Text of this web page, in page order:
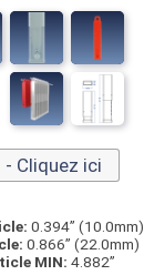
- Cliquez ici
0.394” (10.0mm)
0.866” (22.0mm)
MIN: 4.882”